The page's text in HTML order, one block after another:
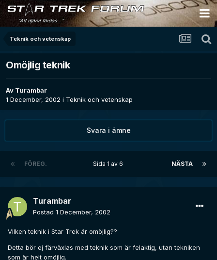
Teknik och vetenskap
Omöjlig teknik
Av Turambar
1 December, 2002 i Teknik och vetenskap
Svara i ämne
FÖREG. NÄSTA
Sida 1 av 6
Turambar
Postad 1 December, 2002
Vilken teknik i Star Trek är omöjlig??
Detta bör ej färväxlas med teknik som är felaktig, utan tekniken
som är helt omöjlig.